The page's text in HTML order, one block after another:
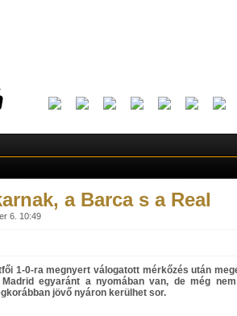
a Barca s a Real
6. 10:49
1-0-ra megnyert válogatott mérkőzés után
egyaránt a nyomában van, de még
jövő nyáron kerülhet sor.